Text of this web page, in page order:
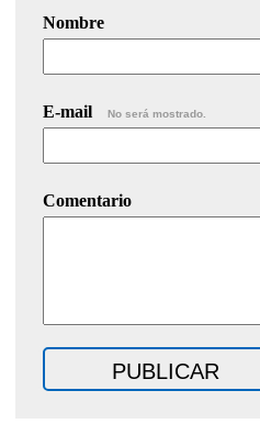
Nombre
E-mail No será mostrado.
Comentario